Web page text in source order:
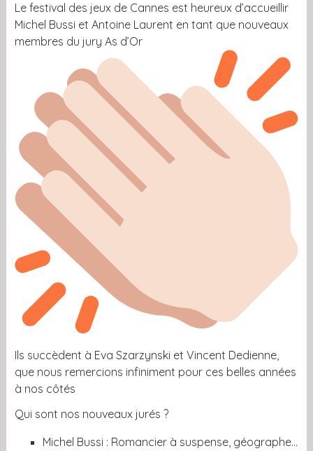
Le festival des jeux de Cannes est heureux d’accueillir
Michel Bussi et Antoine Laurent en tant que nouveaux
membres du jury As d’Or
Ils succèdent à Eva Szarzynski et Vincent Dedienne,
que nous remercions infiniment pour ces belles années
à nos côtés
Qui sont nos nouveaux jurés ?
Michel Bussi : Romancier à suspense, géographe…